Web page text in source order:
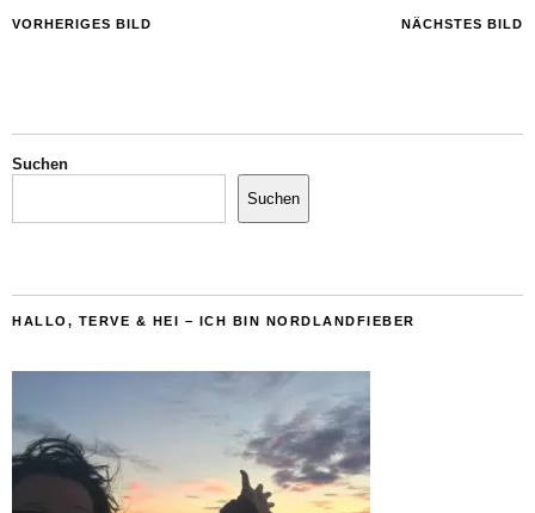
NÄCHSTES BILD
VORHERIGES BILD
Suchen
Suchen
HALLO, TERVE & HEI – ICH BIN NORDLANDFIEBER